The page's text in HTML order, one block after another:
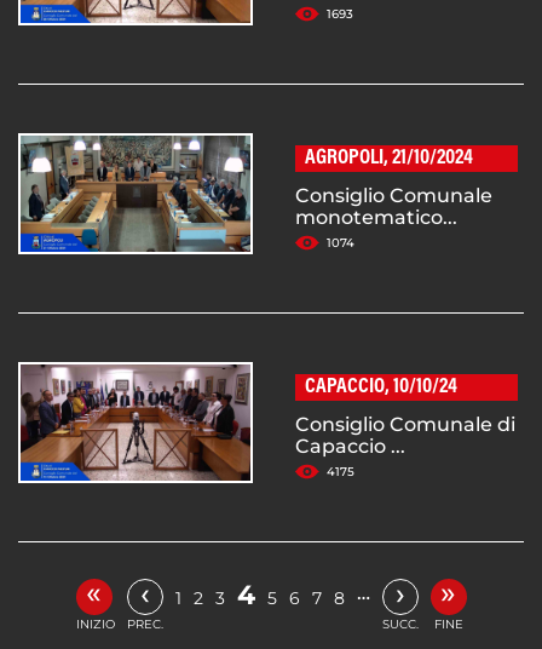
1693
AGROPOLI, 21/10/2024
Consiglio Comunale
monotematico...
1074
CAPACCIO, 10/10/24
Consiglio Comunale di
Capaccio ...
4175
«
INIZIO
‹
PREC.
1 2 3 4 5 6 7 8 … ›
SUCC.
»
FINE